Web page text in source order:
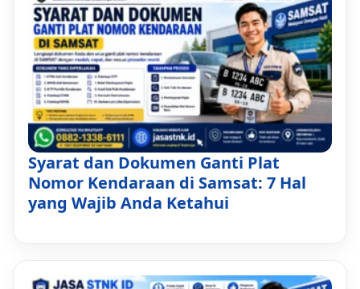
Syarat dan Dokumen Ganti Plat
Nomor Kendaraan di Samsat: 7 Hal
yang Wajib Anda Ketahui